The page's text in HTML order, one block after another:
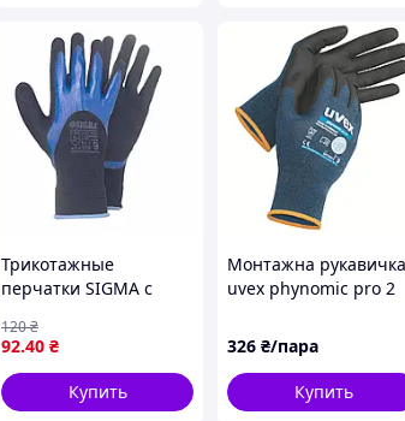
Трикотажные
перчатки SIGMA с
покрытием (размер 9,
сине-черный манжет)
92.40 ₴
120₴
Купить
Монтажна рукавичка
uvex phynomic pro 2
326 ₴/пара
Купить